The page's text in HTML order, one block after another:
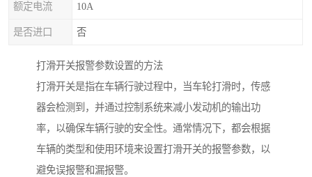
额定电流 10A
是否进口 否
打滑开关报警参数设置的方法
打滑开关是指在车辆行驶过程中，当车轮打滑时，传感
器会检测到，并通过控制系统来减小发动机的输出功
率，以确保车辆行驶的安全性。通常情况下，都会根据
车辆的类型和使用环境来设置打滑开关的报警参数，以
避免误报警和漏报警。